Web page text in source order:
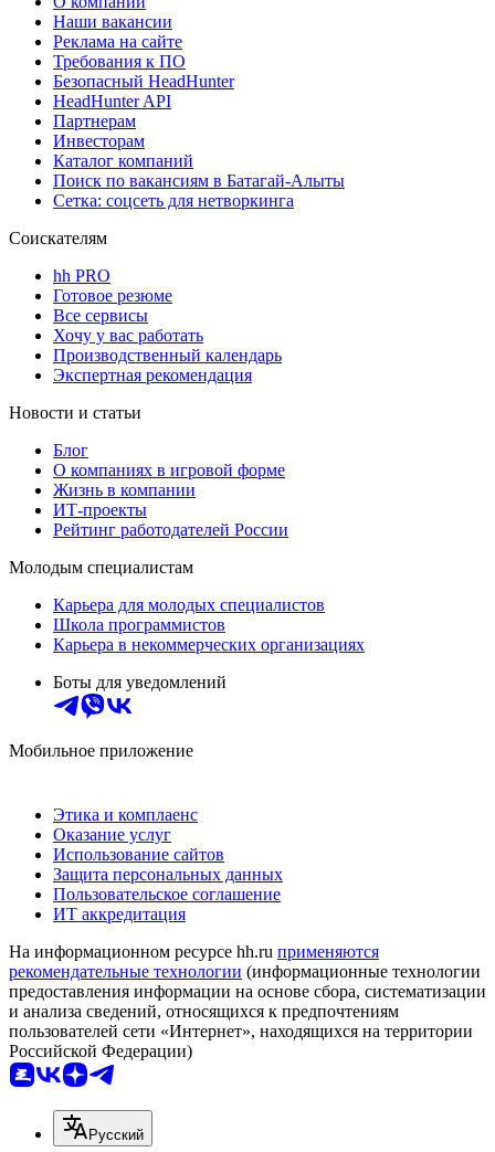
Наши вакансии
Реклама на сайте
Требования к ПО
Безопасный HeadHunter
HeadHunter API
Партнерам
Инвесторам
Каталог компаний
Поиск по вакансиям в Батагай-Алыты
Сетка: соцсеть для нетворкинга
Соискателям
hh PRO
Готовое резюме
Все сервисы
Хочу у вас работать
Производственный календарь
Экспертная рекомендация
Новости и статьи
Блог
О компаниях в игровой форме
Жизнь в компании
ИТ-проекты
Рейтинг работодателей России
Молодым специалистам
Карьера для молодых специалистов
Школа программистов
Карьера в некоммерческих организациях
Боты для уведомлений
Мобильное приложение
Этика и комплаенс
Оказание услуг
Использование сайтов
Защита персональных данных
Пользовательское соглашение
ИТ аккредитация
На информационном ресурсе hh.ru применяются
рекомендательные технологии (информационные технологии
предоставления информации на основе сбора, систематизации
и анализа сведений, относящихся к предпочтениям
пользователей сети «Интернет», находящихся на территории
Российской Федерации)
Русский